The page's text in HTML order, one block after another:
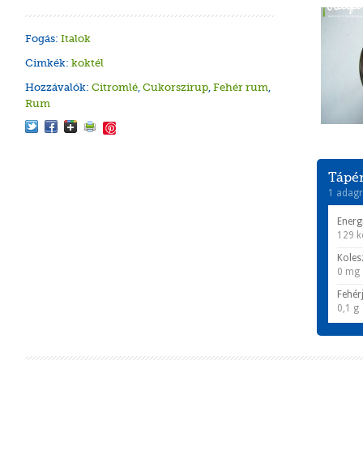
Fogás: Italok
Cimkék: koktél
Hozzávalók: Citromlé, Cukorszirup, Fehér rum,
Rum
1
129
0 mg
0,1 g